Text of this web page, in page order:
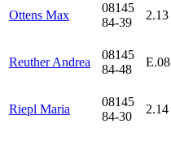
Ottens Max
08145
84-39
2.13
Reuther Andrea
08145
84-48
E.08
Riepl Maria
08145
84-30
2.14